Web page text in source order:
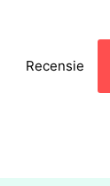
Recensie